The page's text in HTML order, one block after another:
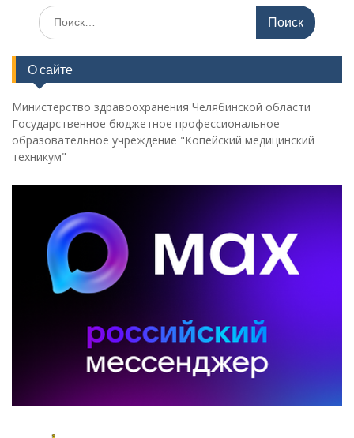
Поиск
по:
О сайте
Министерство здравоохранения Челябинской области
Государственное бюджетное профессиональное
образовательное учреждение "Копейский медицинский
техникум"